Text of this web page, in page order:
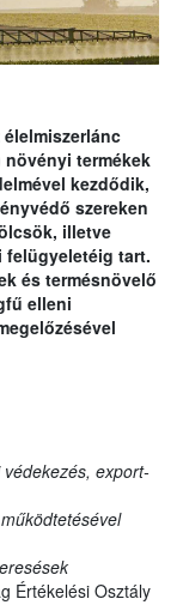
termékek
kezdődik,
szereken
illetve
felügyeletéig tart.
és termésnövelő
elleni
export-
Értékelési Osztály